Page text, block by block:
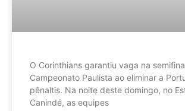
O Corinthians garantiu vaga na
Campeonato Paulista ao eliminar a
pênaltis. Na noite deste domingo, no
Canindé, as equipes